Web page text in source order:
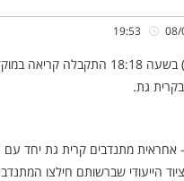
היום (שלישי) בשעה
בקרית גת.
אחראית מתנדבים קרית גת יחד עם
הייעודי שברשותם חילצו